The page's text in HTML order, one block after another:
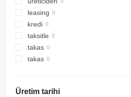
leasing
kredi
taksitle
takas
takas
Üretim tarihi